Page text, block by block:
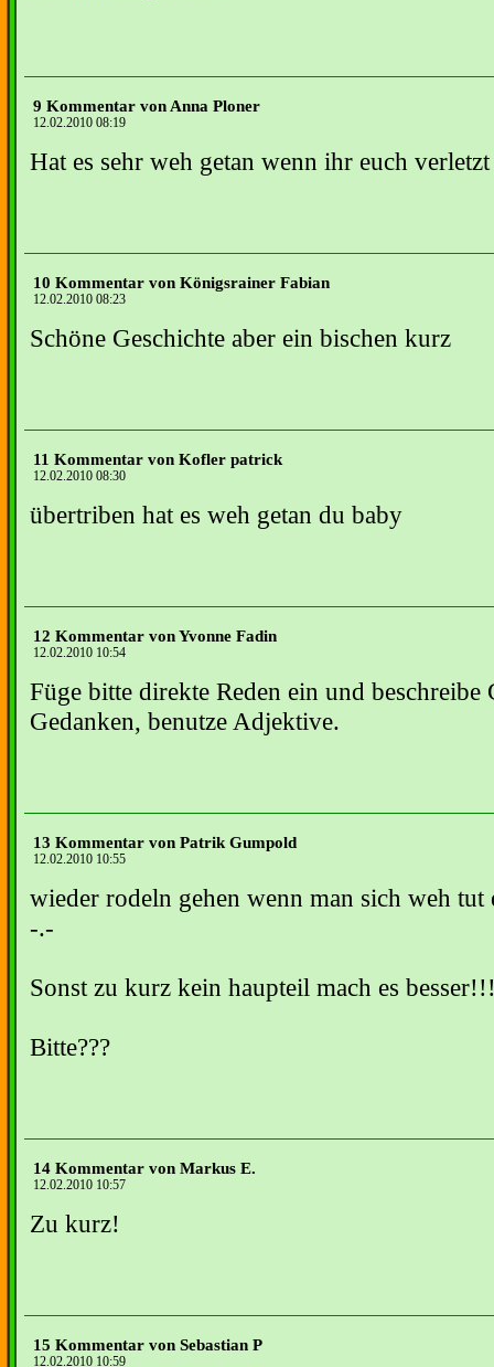
9 Kommentar von Anna Ploner
12.02.2010 08:19
Hat es sehr weh getan wenn ihr euch
10 Kommentar von Königsrainer Fabian
12.02.2010 08:23
Schöne Geschichte aber ein bischen kurz
11 Kommentar von Kofler patrick
12.02.2010 08:30
übertriben hat es weh getan du baby
12 Kommentar von Yvonne Fadin
12.02.2010 10:54
Füge bitte direkte Reden ein und beschreibe
Gedanken, benutze Adjektive.
13 Kommentar von Patrik Gumpold
12.02.2010 10:55
wieder rodeln gehen wenn man sich weh tut
-.-
Sonst zu kurz kein haupteil mach es
Bitte???
14 Kommentar von Markus E.
12.02.2010 10:57
Zu kurz!
15 Kommentar von Sebastian P
12.02.2010 10:59